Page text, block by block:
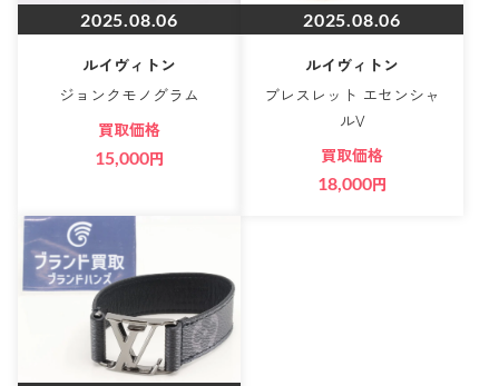
2025.08.06
ルイヴィトン
ジョンクモノグラム
買取価格
15,000円
2025.08.06
ルイヴィトン
ブレスレット エセンシャ
ルV
買取価格
18,000円